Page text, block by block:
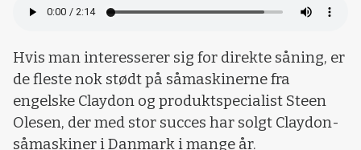
Hvis man interesserer sig for direkte såning, er
de fleste nok stødt på såmaskinerne fra
engelske Claydon og produktspecialist Steen
Olesen, der med stor succes har solgt Claydon-
såmaskiner i Danmark i mange år.